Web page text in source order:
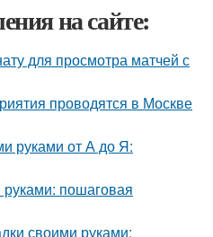
на сайте:
для просмотра матчей с
проводятся в Москве
руками от А до Я:
пошаговая
своими руками: